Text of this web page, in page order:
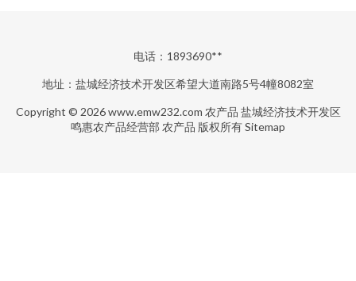
电话：1893690**
地址：盐城经济技术开发区希望大道南路5号4幢8082室
Copyright © 2026www.emw232.com 农产品 盐城经济技术开发区
鸣惠农产品经营部 农产品 版权所有Sitemap